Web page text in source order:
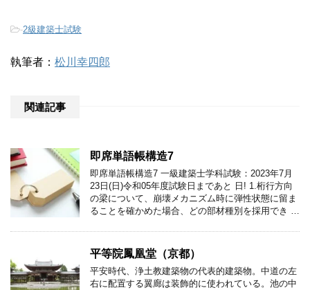
-2級建築士試験
執筆者： 松川幸四郎
関連記事
即席単語帳構造7
即席単語帳構造7 一級建築士学科試験：2023年7月
23日(日)令和05年度試験日まであと 日! 1.桁行方向
の梁について、崩壊メカニズム時に弾性状態に留ま
ることを確かめた場合、どの部材種別を採用でき …
平等院鳳凰堂（京都）
平安時代、浄土教建築物の代表的建築物。中道の左
右に配置する翼廊は装飾的に使われている。池の中